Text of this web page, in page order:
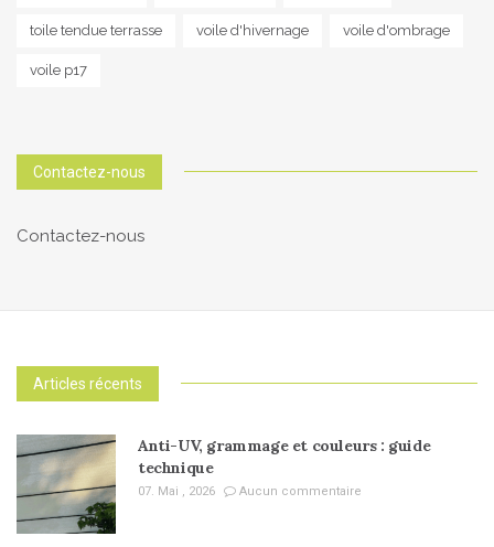
toile tendue terrasse voile d'hivernage voile d'ombrage
voile p17
Contactez-nous
Contactez-nous
Articles récents
Anti-UV, grammage et couleurs : guide
technique
07. Mai , 2026 Aucun commentaire